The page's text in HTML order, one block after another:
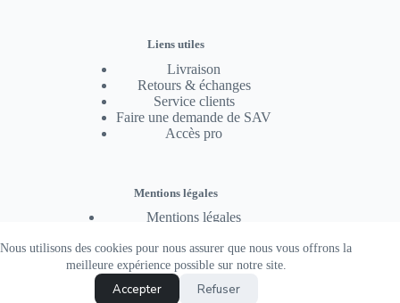
Nous utilisons des cookies pour nous assurer que nous vous offrons la
meilleure expérience possible sur notre site.
Accepter Refuser
Liens utiles
Livraison
Retours & échanges
Service clients
Faire une demande de SAV
Accès pro
Mentions légales
Mentions légales
Politique de confidentialité
Politique de cookies
Protection des données (RGPD)
Copyright © 2026 - badawin, une marque de Gisèle &